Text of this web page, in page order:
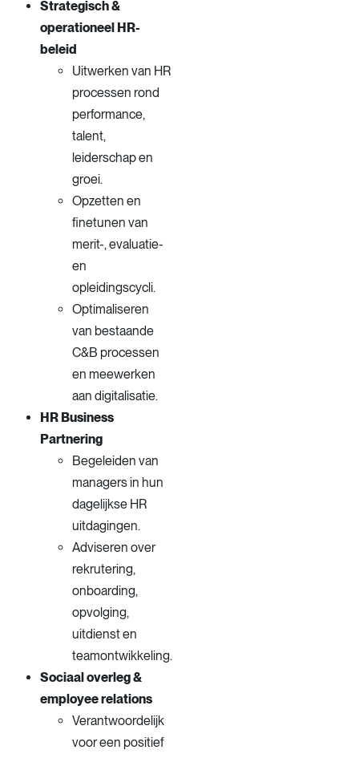
Strategisch &
operationeel HR-
beleid
Uitwerken van HR
processen rond
performance,
talent,
leiderschap en
groei.
Opzetten en
finetunen van
merit-, evaluatie-
en
opleidingscycli.
Optimaliseren
van bestaande
C&B processen
en meewerken
aan digitalisatie.
HR Business
Partnering
Begeleiden van
managers in hun
dagelijkse HR
uitdagingen.
Adviseren over
rekrutering,
onboarding,
opvolging,
uitdienst en
teamontwikkeling.
Sociaal overleg &
employee relations
Verantwoordelijk
voor een positief